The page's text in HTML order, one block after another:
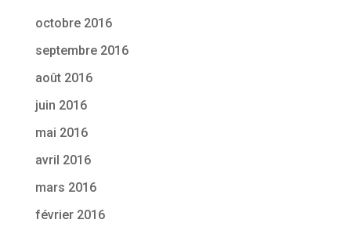
octobre 2016
septembre 2016
août 2016
juin 2016
mai 2016
avril 2016
mars 2016
février 2016